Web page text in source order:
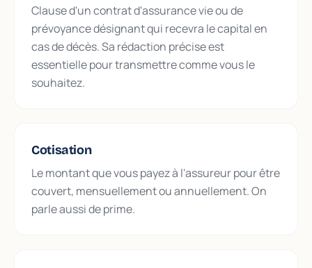
Clause d'un contrat d'assurance vie ou de
prévoyance désignant qui recevra le capital en
cas de décès. Sa rédaction précise est
essentielle pour transmettre comme vous le
souhaitez.
Cotisation
Le montant que vous payez à l'assureur pour être
couvert, mensuellement ou annuellement. On
parle aussi de prime.